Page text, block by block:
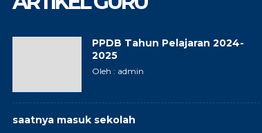
PPDB Tahun Pelajaran 2024-
2025
Oleh : admin
saatnya masuk sekolah